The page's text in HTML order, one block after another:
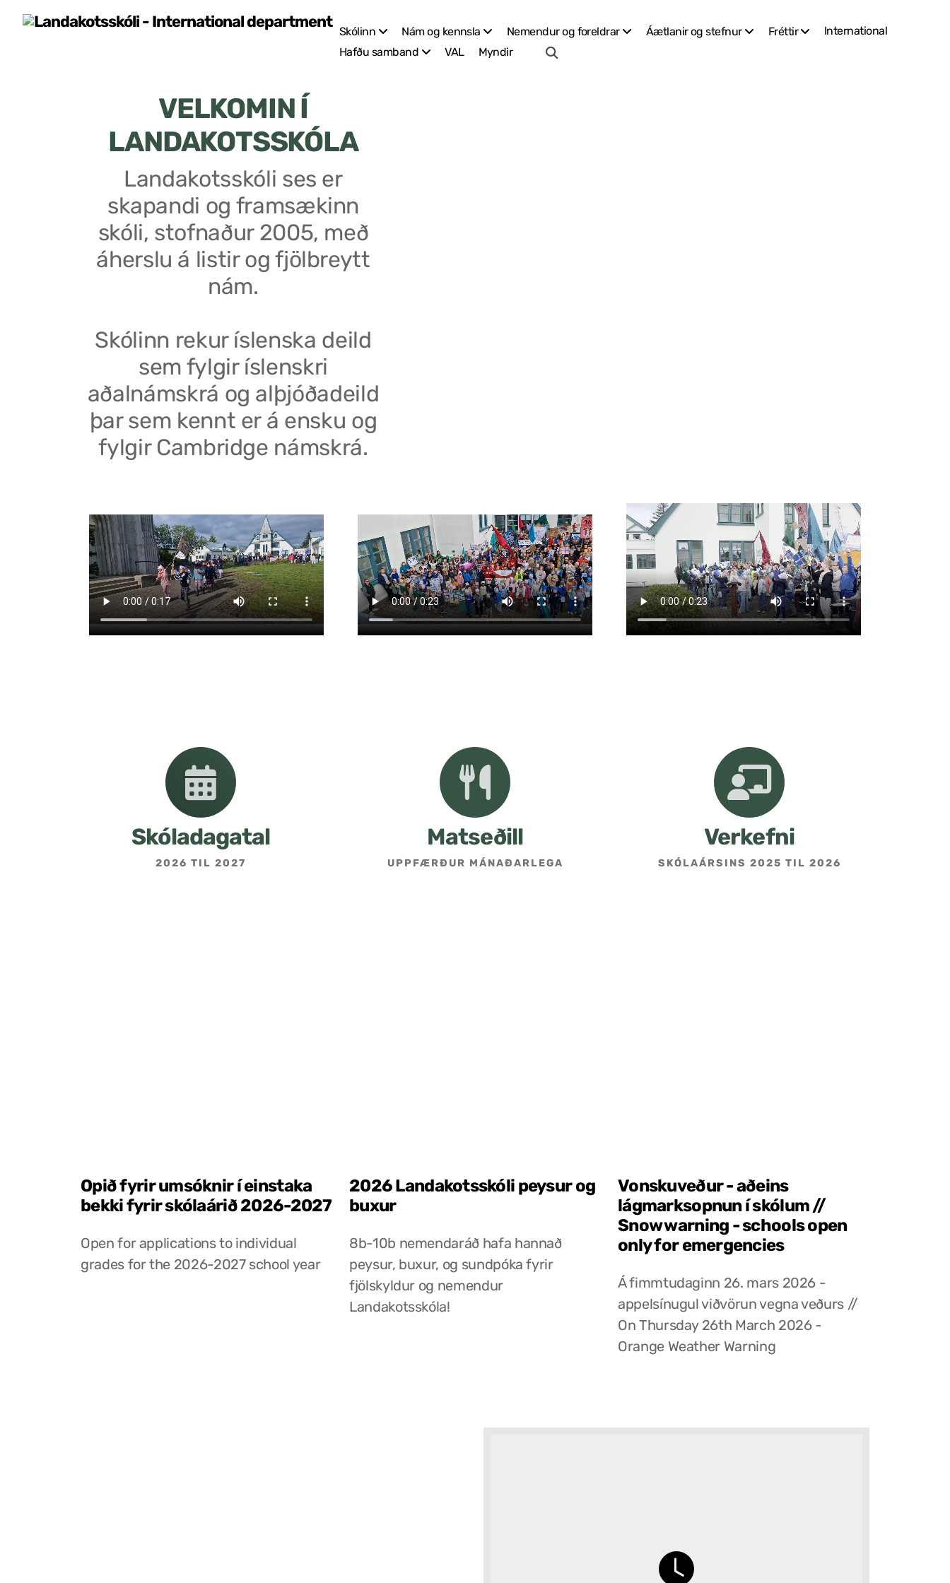
Skólinn Nám og kennsla Nemendur og foreldrar Áætlanir og stefnur Fréttir
International
Hafðu samband
VAL Myndir
VELKOMIN Í
LANDAKOTSSKÓLA
Landakotsskóli ses er
skapandi og framsækinn
skóli, stofnaður 2005, með
áherslu á listir og fjölbreytt
nám.
Skólinn rekur íslenska deild
sem fylgir íslenskri
aðalnámskrá og alþjóðadeild
þar sem kennt er á ensku og
fylgir Cambridge námskrá.
Skóladagatal
2026 TIL 2027
Matseðill
UPPFÆRÐUR MÁNAÐARLEGA
Verkefni
SKÓLAÁRSINS 2025 TIL 2026
Opið fyrir umsóknir í einstaka
bekki fyrir skólaárið 2026-2027
Open for applications to individual
grades for the 2026-2027 school year
2026 Landakotsskóli peysur og
buxur
8b-10b nemendaráð hafa hannað
peysur, buxur, og sundpóka fyrir
fjölskyldur og nemendur
Landakotsskóla!
Vonskuveður - aðeins
lágmarksopnun í skólum //
Snow warning - schools open
only for emergencies
Á fimmtudaginn 26. mars 2026 -
appelsínugul viðvörun vegna veðurs //
On Thursday 26th March 2026 -
Orange Weather Warning